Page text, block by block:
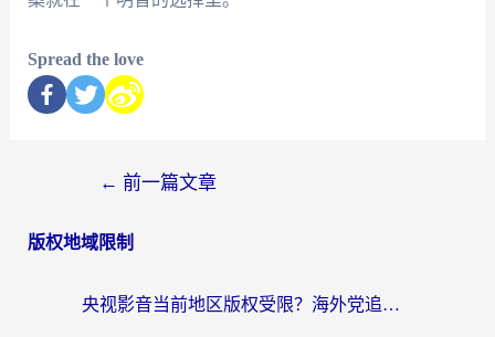
Spread the love
← 前一篇文章
版权地域限制
央视影音当前地区版权受限？海外党追剧看片的终极解决方案来了